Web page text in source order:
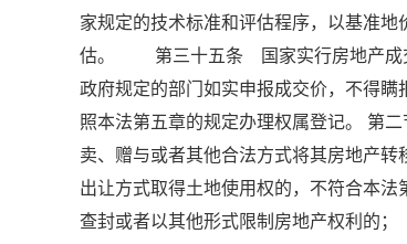
家规定的技术标准和评估程序，以基准
估。 第三十五条 国家实行房地产成
政府规定的部门如实申报成交价，不
照本法第五章的规定办理权属登记。
卖、赠与或者其他合法方式将其房地
出让方式取得土地使用权的，不符合本
查封或者以其他形式限制房地产权利